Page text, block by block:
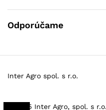
Odporúčame
© 2025 Inter Agro, spol. s
Inter Agro spol. s r.o.